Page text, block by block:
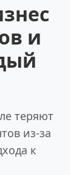
и
теряют
из-за
к